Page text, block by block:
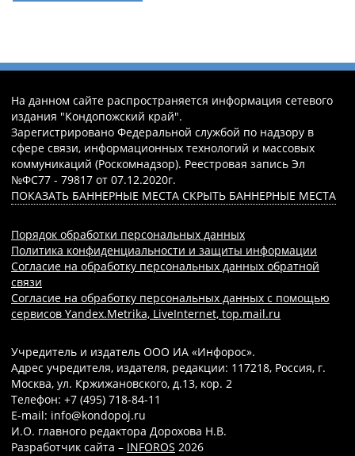
На данном сайте распространяется информация сетевого
издания "Кондопожский край".
Зарегистрировано Федеральной службой по надзору в
сфере связи, информационных технологий и массовых
коммуникаций (Роскомнадзор). Реестровая запись Эл
№ФС77 - 79817 от 07.12.2020г.
ПОКАЗАТЬ БАННЕРНЫЕ МЕСТА СКРЫТЬ БАННЕРНЫЕ МЕСТА
Порядок обработки персональных данных
Политика конфиденциальности и защиты информации
Согласие на обработку персональных данных обратной
связи
Согласие на обработку персональных данных с помощью
сервисов Yandex.Metrika, LiveInternet, top.mail.ru
Учредитель и издатель ООО ИА «Инфорос».
Адрес учредителя, издателя, редакции: 117218, Россия, г.
Москва, ул. Кржижановского, д.13, кор. 2
Телефон: +7 (495) 718-84-11
E-mail: info@kondopoj.ru
И.О. главного редактора Дорохова Н.В.
Разработчик сайта – INFOROS 2026